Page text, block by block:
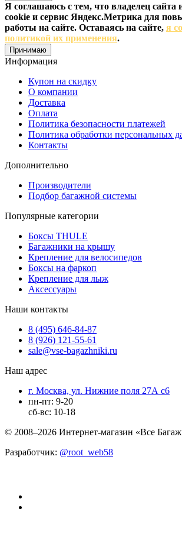
Я соглашаюсь с тем, что владелец сайта
cookie и сервис Яндекс.Метрика для
работы на сайте. Оставаясь на сайте, я
политикой их применения.
Принимаю
Информация
Купон на скидку
О компании
Доставка
Оплата
Политика безопасности платежей
Политика обработки персональных
Контакты
Дополнительно
Производители
Подбор багажной системы
Популярные категории
Боксы THULE
Багажники на крышу
Крепление для велосипедов
Боксы на фаркоп
Крепление для лыж
Аксессуары
Наши контакты
8 (495) 646-84-87
8 (926) 121-55-61
sale@vse-bagazhniki.ru
Наш адрес
г. Москва, ул. Нижние поля 27А с6
пн-пт: 9-20
сб-вс: 10-18
© 2008–2026 Интернет-магазин «Все
Разработчик: @root_web58